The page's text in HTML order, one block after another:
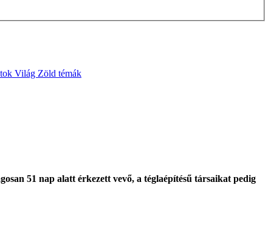
Világ Zöld témák
51 nap alatt érkezett vevő, a téglaépítésű társaikat pedig